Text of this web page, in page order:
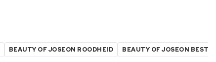
BEAUTY OF JOSEON ROODHEID BEAUTY OF JOSEON